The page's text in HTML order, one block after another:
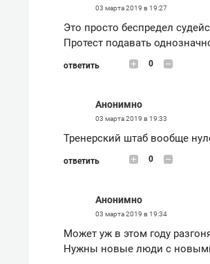
03 марта 2019 в 19:27
Это просто беспредел
Протест подавать
ответить 0
Анонимно
03 марта 2019 в 19:33
Тренерский штаб вообще
ответить 0
Анонимно
03 марта 2019 в 19:34
Может уж в этом году
Нужны новые люди с